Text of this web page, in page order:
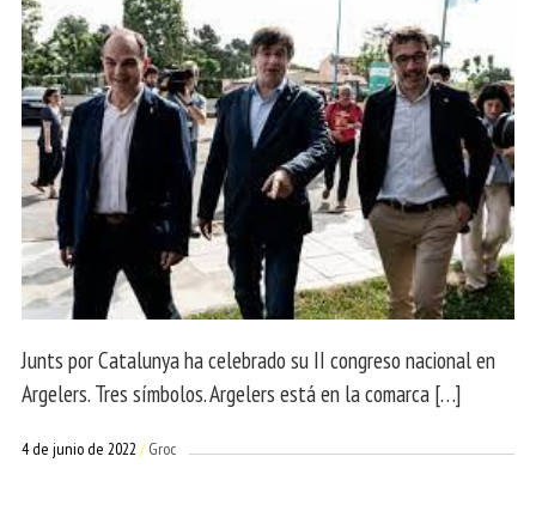
Junts por Catalunya ha celebrado su II congreso nacional en
Argelers. Tres símbolos. Argelers está en la comarca […]
4 de junio de 2022 Groc